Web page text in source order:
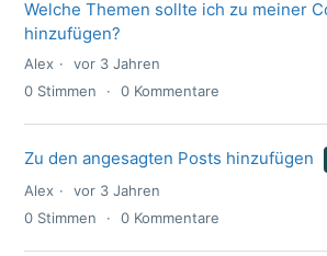
Welche Themen sollte ich zu meiner
hinzufügen?
Alex
vor 3 Jahren
0 Stimmen 0 Kommentare
Zu den angesagten Posts hinzufügen
Alex
vor 3 Jahren
0 Stimmen 0 Kommentare